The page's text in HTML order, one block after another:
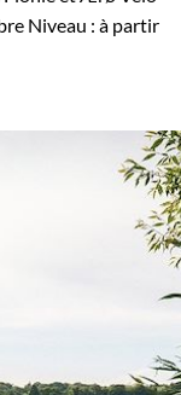
Niveau : à partir